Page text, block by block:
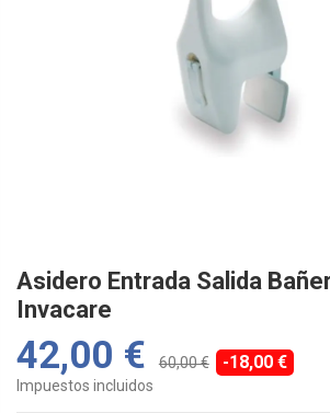
Asidero Entrada Salida
Invacare
42,00 € 60,00 € -18,00 €
Impuestos incluidos